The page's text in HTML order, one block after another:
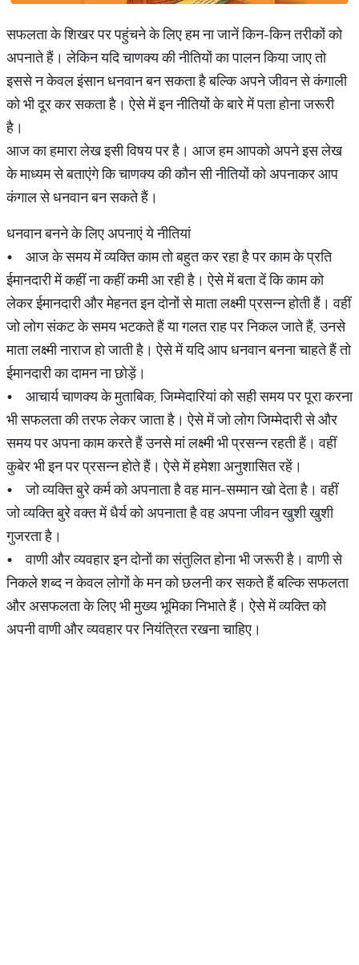
सफलता के शिखर पर पहुंचने के लिए हम ना जानें किन-किन तरीकों को
अपनाते हैं। लेकिन यदि चाणक्य की नीतियों का पालन किया जाए तो
इससे न केवल इंसान धनवान बन सकता है बल्कि अपने जीवन से कंगाली
को भी दूर कर सकता है। ऐसे में इन नीतियों के बारे में पता होना जरूरी
है।
आज का हमारा लेख इसी विषय पर है। आज हम आपको अपने इस लेख
के माध्यम से बताएंगे कि चाणक्य की कौन सी नीतियों को अपनाकर आप
कंगाल से धनवान बन सकते हैं।
धनवान बनने के लिए अपनाएं ये नीतियां
• आज के समय में व्यक्ति काम तो बहुत कर रहा है पर काम के प्रति
ईमानदारी में कहीं ना कहीं कमी आ रही है। ऐसे में बता दें कि काम को
लेकर ईमानदारी और मेहनत इन दोनों से माता लक्ष्मी प्रसन्न होती हैं। वहीं
जो लोग संकट के समय भटकते हैं या गलत राह पर निकल जाते हैं, उनसे
माता लक्ष्मी नाराज हो जाती है। ऐसे में यदि आप धनवान बनना चाहते हैं तो
ईमानदारी का दामन ना छोड़ें।
• आचार्य चाणक्य के मुताबिक, जिम्मेदारियां को सही समय पर पूरा करना
भी सफलता की तरफ लेकर जाता है। ऐसे में जो लोग जिम्मेदारी से और
समय पर अपना काम करते हैं उनसे मां लक्ष्मी भी प्रसन्न रहती हैं। वहीं
कुबेर भी इन पर प्रसन्न होते हैं। ऐसे में हमेशा अनुशासित रहें।
• जो व्यक्ति बुरे कर्म को अपनाता है वह मान-सम्मान खो देता है। वहीं
जो व्यक्ति बुरे वक्त में धैर्य को अपनाता है वह अपना जीवन खुशी खुशी
गुजरता है।
• वाणी और व्यवहार इन दोनों का संतुलित होना भी जरूरी है। वाणी से
निकले शब्द न केवल लोगों के मन को छलनी कर सकते हैं बल्कि सफलता
और असफलता के लिए भी मुख्य भूमिका निभाते हैं। ऐसे में व्यक्ति को
अपनी वाणी और व्यवहार पर नियंत्रित रखना चाहिए।